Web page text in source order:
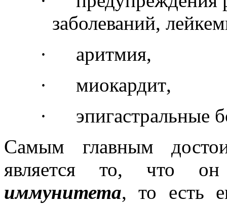
заболеваний,
·
аритмия,
·
миокардит,
·
эпигастральные
Самым главным
является то, что
иммунитета, то есть